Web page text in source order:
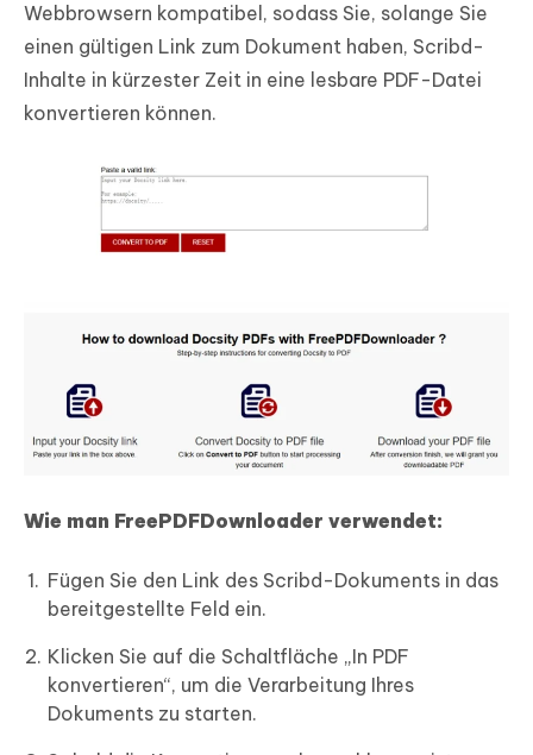
Webbrowsern kompatibel, sodass Sie, solange Sie
einen gültigen Link zum Dokument haben, Scribd-
Inhalte in kürzester Zeit in eine lesbare PDF-Datei
konvertieren können.
Wie man FreePDFDownloader verwendet:
Fügen Sie den Link des Scribd-Dokuments in das
bereitgestellte Feld ein.
Klicken Sie auf die Schaltfläche „In PDF
konvertieren“, um die Verarbeitung Ihres
Dokuments zu starten.